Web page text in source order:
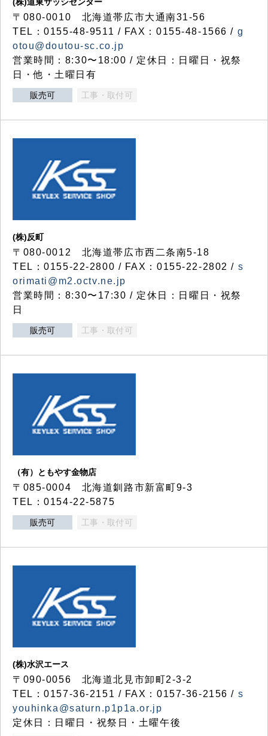
〒080-0010 北海道帯広市大通南31-56
TEL：0155-48-9511 / FAX：0155-48-1566 / g
otou@doutou-sc.co.jp
営業時間：8:30〜18:00 / 定休日：日曜日・祝祭
日・他・土曜日有
販売可 工事・取付可
(株)反町
〒080-0012 北海道帯広市西二条南5-18
TEL：0155-22-2800 / FAX：0155-22-2802 / s
orimati@m2.octv.ne.jp
営業時間：8:30〜17:30 / 定休日：日曜日・祝祭
日
販売可 工事・取付可
（有）ともやす金物店
〒085-0004 北海道釧路市新富町9-3
TEL：0154-22-5875
販売可 工事・取付可
(株)水沢エース
〒090-0056 北海道北見市卸町2-3-2
TEL：0157-36-2151 / FAX：0157-36-2156 / s
youhinka@saturn.p1p1a.or.jp
定休日：日曜日・祝祭日・土曜午後